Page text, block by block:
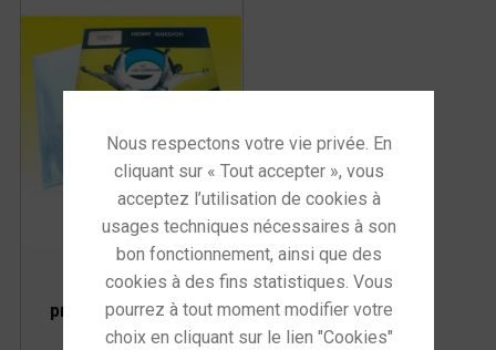
Pochettes de
protection 33 tours
Lot de 50 pièces